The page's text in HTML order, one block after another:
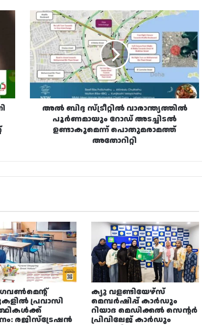
അൽ
ബിദ്ദ
സ്ട്രീറ്റിൽ
വാരാന്ത്യത്തിൽ
പൂർണമായും
റോഡ്
അടച്ചിടൽ
ഉണ്ടാകുമെന്ന്
പൊതുമരാമത്ത്
അതോറിറ്റി
അൽ ബിദ്ദ സ്ട്രീറ്റിൽ വാരാന്ത്യത്തിൽ
പൂർണമായും റോഡ് അടച്ചിടൽ
ഉണ്ടാകുമെന്ന് പൊതുമരാമത്ത്
അതോറിറ്റി
പ്രവാസി
രജിസ്ട്രേഷൻ
ക്യു വളണ്ടിയേഴ്‌സ്
മെമ്പർഷിപ്പ് കാർഡും
റിയാദ മെഡിക്കൽ സെന്റർ
പ്രിവിലേജ് കാർഡും